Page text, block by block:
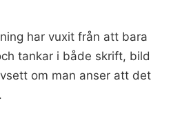
har vuxit från att bara
tankar i både skrift, bild
om man anser att det